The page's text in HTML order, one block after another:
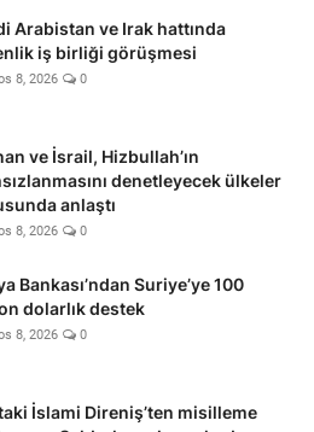
Arabistan ve Irak hattında
iş birliği görüşmesi
8, 2026 0
ve İsrail, Hizbullah’ın
denetleyecek ülkeler
anlaştı
8, 2026 0
Bankası’ndan Suriye’ye 100
dolarlık destek
8, 2026 0
İslami Direniş’ten misilleme